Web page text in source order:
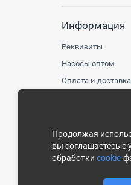
Информация
Реквизиты
Насосы оптом
Оплата и доставка
Политика
Условия
Продолжая
вы соглашаетесь с
обработки cookie-